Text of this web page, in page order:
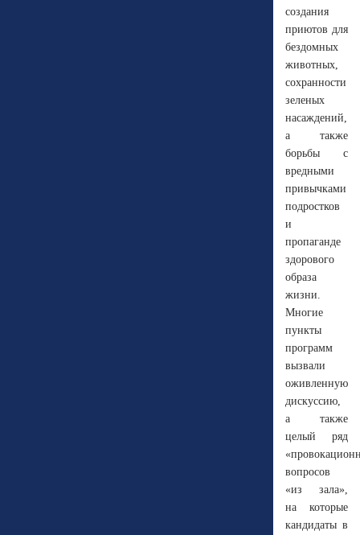
создания
приютов для
бездомных
животных,
сохранности
зеленых
насаждений,
а также
борьбы с
вредными
привычками
подростков
и
пропаганде
здорового
образа
жизни.
Многие
пункты
программ
вызвали
оживленную
дискуссию,
а также
целый ряд
вопросов
«из зала»,
на которые
кандидаты в